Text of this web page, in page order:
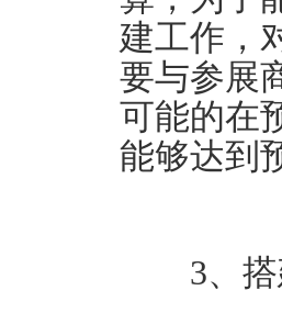
建工作，
要与参展
可能的在
能够达到
3、搭